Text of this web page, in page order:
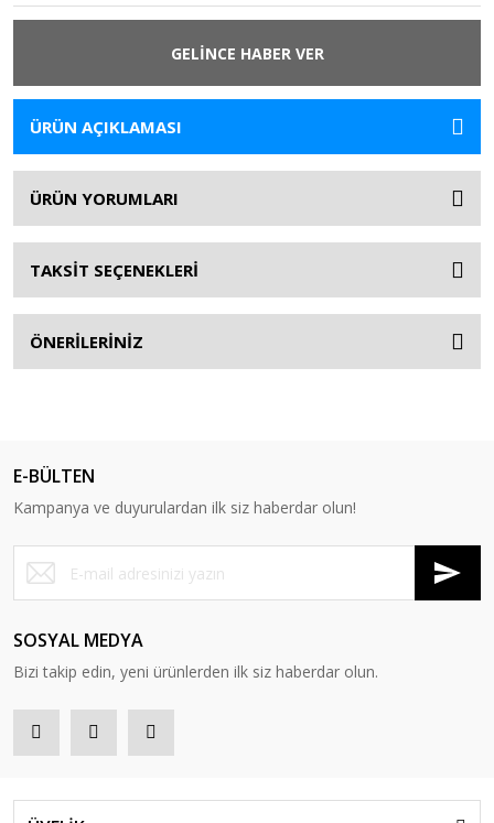
GELİNCE HABER VER
ÜRÜN AÇIKLAMASI
ÜRÜN YORUMLARI
TAKSİT SEÇENEKLERİ
ÖNERİLERİNİZ
E-BÜLTEN
Kampanya ve duyurulardan ilk siz haberdar olun!
SOSYAL MEDYA
Bizi takip edin, yeni ürünlerden ilk siz haberdar olun.